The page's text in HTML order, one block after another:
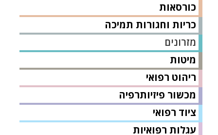
כורסאות
כריות וחגורות תמיכה
מזרונים
מיטות
ריהוט רפואי
מכשור פיזיותרפיה
ציוד רפואי
עגלות רפואיות